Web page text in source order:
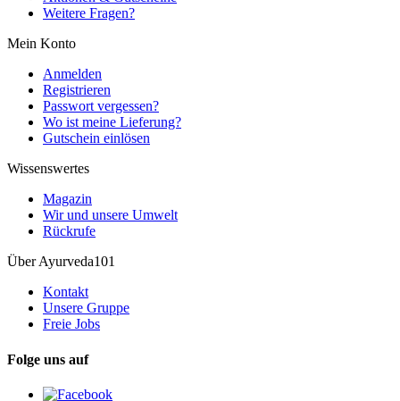
Weitere Fragen?
Mein Konto
Anmelden
Registrieren
Passwort vergessen?
Wo ist meine Lieferung?
Gutschein einlösen
Wissenswertes
Magazin
Wir und unsere Umwelt
Rückrufe
Über Ayurveda101
Kontakt
Unsere Gruppe
Freie Jobs
Folge uns auf